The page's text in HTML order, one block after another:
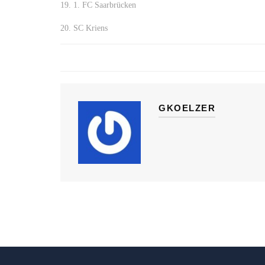
19. 1. FC Saarbrücken
20. SC Kriens
GKOELZER